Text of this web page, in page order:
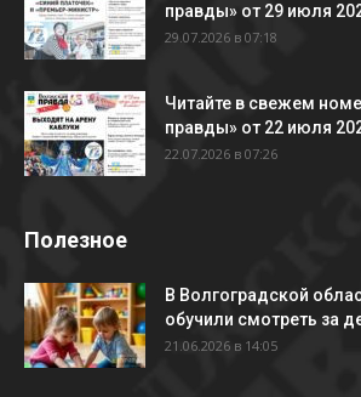
правды» от 29 июля
29.07.2026 в 07:18
Читайте в свежем
правды» от 22 июля
22.07.2026 в 07:26
Полезное
В Волгоградской
обучили смотреть за
21.06.2026 в 14:05